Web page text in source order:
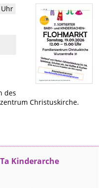
Uhr
des
Christuskirche.
Kinderarche